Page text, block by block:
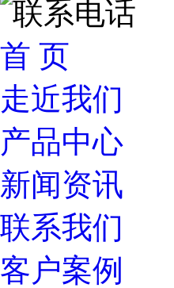
首 页
走近我们
产品中心
新闻资讯
联系我们
客户案例